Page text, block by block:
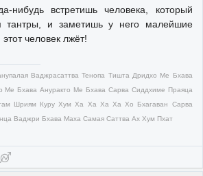
нибудь встретишь человека, который
тантры, и заметишь у него малейшие
человек лжёт!
Ваджрасаттва Тенопа Тишта Дридхо Ме Бхава
Ме Бхава Ануракто Ме Бхава Сарва Сиддхиме Праяца
Шриям Куру Хум Ха Ха Ха Ха Хо Бхагаван Сарва
Ваджри Бхава Маха Самая Саттва Ах Хум Пхат